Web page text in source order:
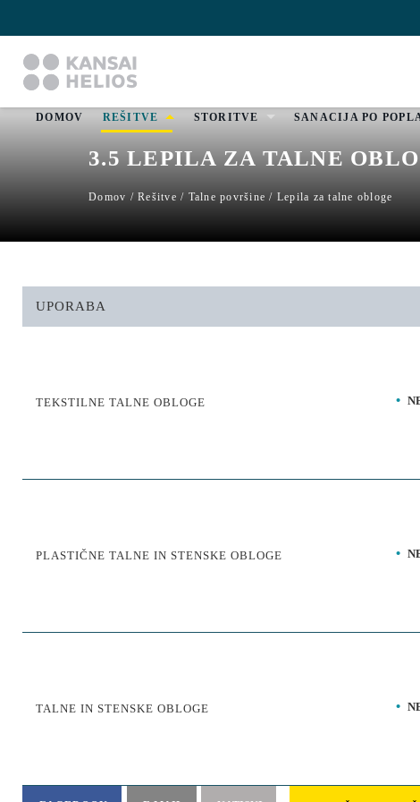
DOMOV REŠITVE STORITVE SANACIJA PO
3.5LEPILA ZA TALNE
Domov /Rešitve / Talne površine / Lepila za talne obloge
UPORABA
TEKSTILNE TALNE OBLOGE
PLASTIČNE TALNE IN STENSKE OBLOGE
TALNE IN STENSKE OBLOGE